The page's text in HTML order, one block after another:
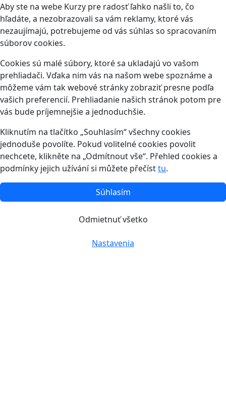
Aby ste na webe Kurzy pre radosť ľahko našli to, čo
hľadáte, a nezobrazovali sa vám reklamy, ktoré vás
nezaujímajú, potrebujeme od vás súhlas so spracovaním
súborov cookies.
Cookies sú malé súbory, ktoré sa ukladajú vo vašom
prehliadači. Vďaka nim vás na našom webe spoznáme a
môžeme vám tak webové stránky zobraziť presne podľa
vašich preferencií. Prehliadanie našich stránok potom pre
vás bude príjemnejšie a jednoduchšie.
Kliknutím na tlačítko „Souhlasím“ všechny cookies
jednoduše povolíte. Pokud volitelné cookies povolit
nechcete, klikněte na „Odmítnout vše“. Přehled cookies a
podmínky jejich užívání si můžete přečísttu.
Súhlasím
Odmietnuť všetko
Nastavenia